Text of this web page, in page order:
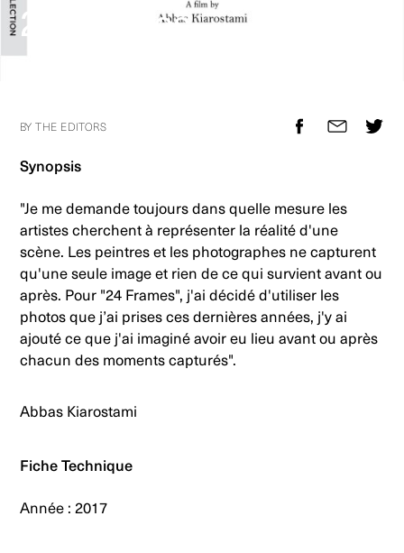
24 Frames
BY THE EDITORS
Synopsis
"Je me demande toujours dans quelle mesure les
artistes cherchent à représenter la réalité d'une
scène. Les peintres et les photographes ne capturent
qu'une seule image et rien de ce qui survient avant ou
après. Pour "24 Frames", j'ai décidé d'utiliser les
photos que j’ai prises ces dernières années, j'y ai
ajouté ce que j'ai imaginé avoir eu lieu avant ou après
chacun des moments capturés".
Abbas Kiarostami
Fiche Technique
Année : 2017